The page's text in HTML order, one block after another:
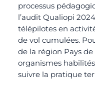
processus
l’audit Qualiopi
télépilotes en
de vol cumulées.
de la région Pays de
organismes
suivre la pratique